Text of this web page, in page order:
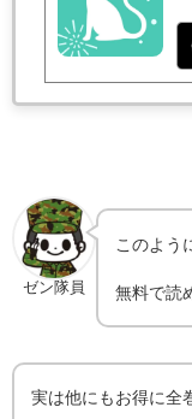
ゼン隊員
このよう
無料で読
実は他にもお得に全